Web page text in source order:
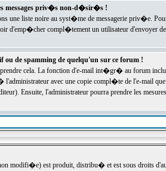
messages priv�s non-d�sir�s !
une liste noire au syst�me de messagerie priv�e.
d'emp�cher compl�tement un utilisateur d'envoyer
de spamming de quelqu'un sur ce forum !
cela. La fonction d'e-mail int�gr� au forum inclut
l'administrateur avec une copie compl�te de l'e-mail
Ensuite, l'administrateur pourra prendre les
modifi�e) est produit, distribu� et est sous droits